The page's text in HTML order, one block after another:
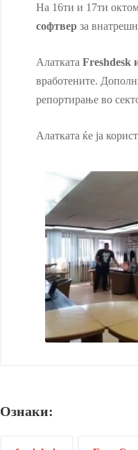
На 16ти и 17ти
софтвер за
Алатката Freshdesk
вработените.
репортирање во
Алатката ќе ја
Ознаки: